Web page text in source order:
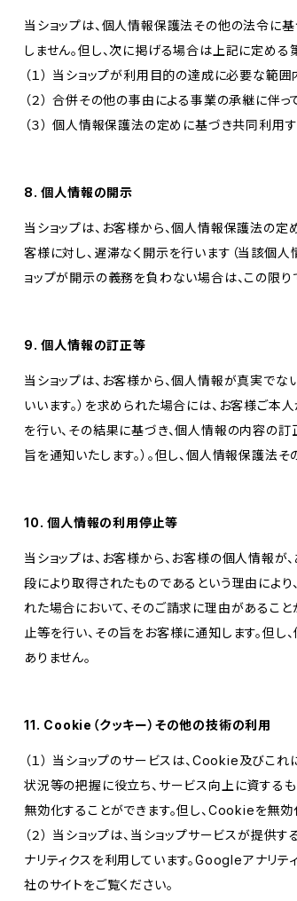
当ショップは、個人情報保護法その他の法令に
しません。但し、次に掲げる場合は上記に定め
（１） 当ショップが利用目的の達成に必要な
（２） 合併その他の事由による事業の承継に伴
（３） 個人情報保護法の定めに基づき共同利用
8. 個人情報の開示
当ショップは、お客様から、個人情報保護法の
客様に対し、遅滞なく開示を行います（当該個人
ョップが開示の義務を負わない場合は、この限り
9. 個人情報の訂正等
当ショップは、お客様から、個人情報が真実で
いいます。）を求められた場合には、お客様ご
を行い、その結果に基づき、個人情報の内容の
旨を通知いたします。）。但し、個人情報保護法
10. 個人情報の利用停止等
当ショップは、お客様から、お客様の個人情報
段により取得されたものであるという理由によ
れた場合において、そのご請求に理由があるこ
止等を行い、その旨をお客様に通知します。但
ありません。
11. Cookie（クッキー）その他の技術の利用
（１） 当ショップのサービスは、Cookie及びこ
状況等の把握に役立ち、サービス向上に資する
無効化することができます。但し、Cookieを無
（２） 当ショップは、当ショップサービスが提
ナリティクスを利用しています。Googleアナリ
社のサイトをご覧ください。